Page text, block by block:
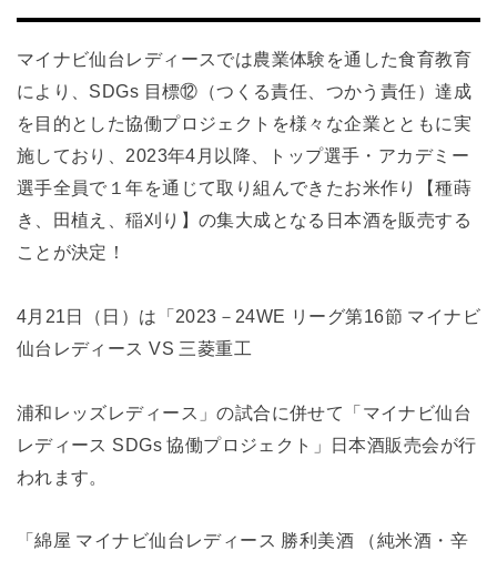
マイナビ仙台レディースでは農業体験を通した食育教育
により、SDGs 目標⑫（つくる責任、つかう責任）達成
を目的とした協働プロジェクトを様々な企業とともに実
施しており、2023年4月以降、トップ選手・アカデミー
選手全員で１年を通じて取り組んできたお米作り【種蒔
き、田植え、稲刈り】の集大成となる日本酒を販売する
ことが決定！
4月21日（日）は「2023－24WE リーグ第16節 マイナビ
仙台レディース VS 三菱重工
浦和レッズレディース」の試合に併せて「マイナビ仙台
レディース SDGs 協働プロジェクト」日本酒販売会が行
われます。
「綿屋 マイナビ仙台レディース 勝利美酒 （純米酒・辛